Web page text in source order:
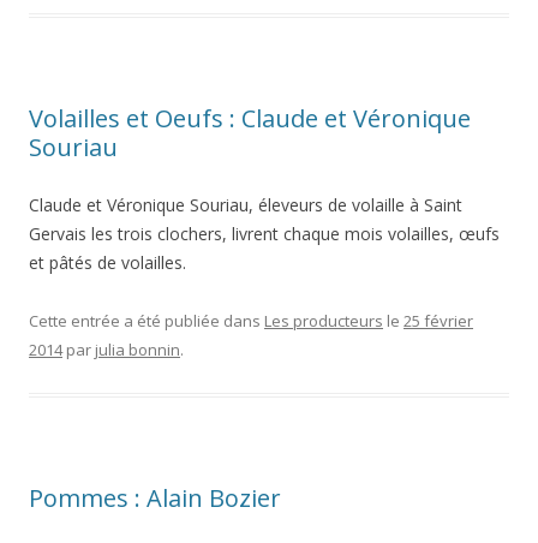
Volailles et Oeufs : Claude et Véronique
Souriau
Claude et Véronique Souriau, éleveurs de volaille à Saint
Gervais les trois clochers, livrent chaque mois volailles, œufs
et pâtés de volailles.
Cette entrée a été publiée dans Les producteurs le 25 février
2014 par julia bonnin.
Pommes : Alain Bozier